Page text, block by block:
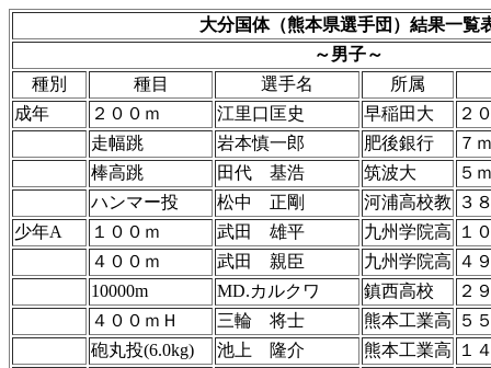
大分国体（熊本県選手団）結果一覧
～男子～
種別
種目 選手名
所属
成年
２００ｍ 江里口匡史 早稲田大
２
走幅跳
岩本慎一郎 肥後銀行
７
棒高跳
田代 基浩 筑波大
５
ハンマー投
松中 正剛 河浦高校教
３
少年A
１００ｍ 武田 雄平 九州学院高
１
４００ｍ
武田 親臣 九州学院高 ４
10000m
MD.カルクワ 鎮西高校
２
４００ｍＨ
三輪 将士 熊本工業高
５
砲丸投(6.0kg)
池上 隆介 熊本工業高
１